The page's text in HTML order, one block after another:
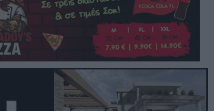
KarditsaLive.Net